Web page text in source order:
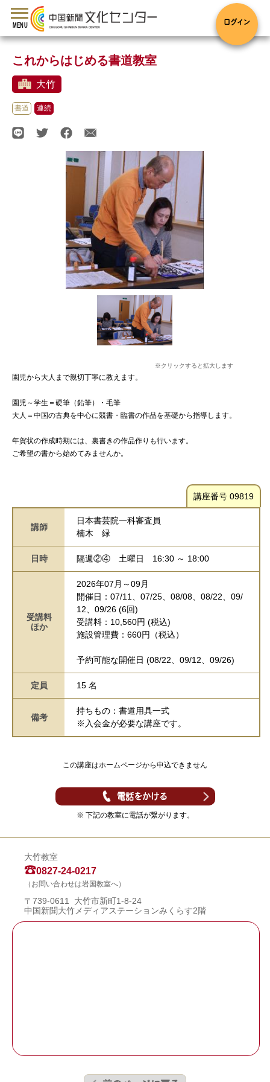
toggle
navigation
MENU ログイン
これからはじめる書道教室
大竹
書道 連続
※クリックすると拡大します
園児から大人まで親切丁寧に教えます。
園児～学生＝硬筆（鉛筆）・毛筆
大人＝中国の古典を中心に競書・臨書の作品を基礎から指導します。
年賀状の作成時期には、裏書きの作品作りも行います。
ご希望の書から始めてみませんか。
講座番号 09819
講師
日本書芸院一科審査員
楠木 緑
日時 隔週②④ 土曜日 16:30 ～ 18:00
受講料
ほか
2026年07月～09月
開催日：07/11、07/25、08/08、08/22、09/
12、09/26 (6回)
受講料：10,560円 (税込)
施設管理費：660円（税込）
予約可能な開催日 (08/22、09/12、09/26)
定員 15 名
備考
持ちもの：書道用具一式
※入会金が必要な講座です。
この講座はホームページから申込できません
電話をかける
※ 下記の教室に電話が繋がります。
大竹教室
0827-24-0217
（お問い合わせは岩国教室へ）
〒739-0611 大竹市新町1-8-24
中国新聞大竹メディアステーションみくらす2階